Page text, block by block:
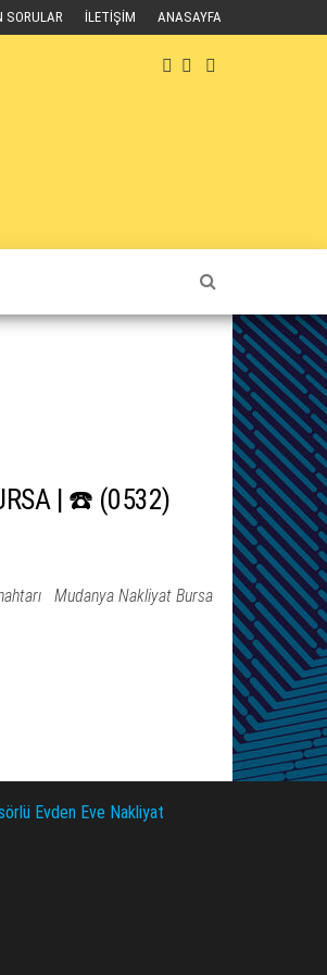
SORULAR İLETIŞIM ANASAYFA
| ☎️ (0532)
Mudanya Nakliyat Bursa
Evden Eve Nakliyat